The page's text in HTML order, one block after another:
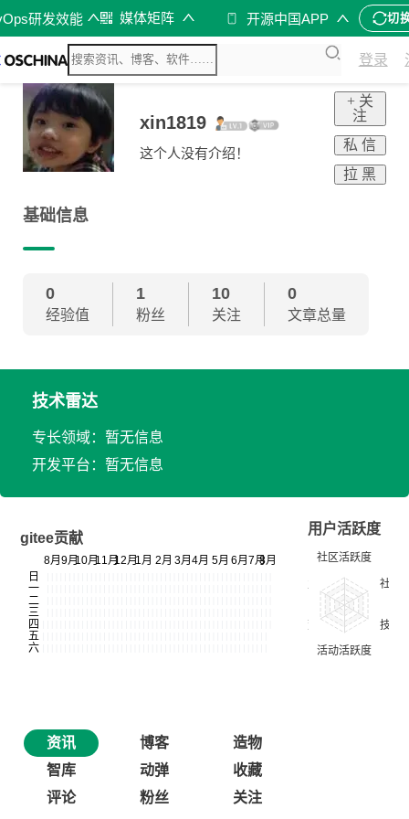
研发效能 媒体矩阵 开源中国APP 切
登录
xin1819
这个人没有介绍！
+ 关
注
私 信
拉 黑
基础信息
0
经验值
1
粉丝
10
关注
0
文章总量
技术雷达
专长领域：暂无信息
开发平台：暂无信息
gitee贡献
用户活跃度
资讯 博客
造物
智库
动弹
收藏
评论
粉丝 关注